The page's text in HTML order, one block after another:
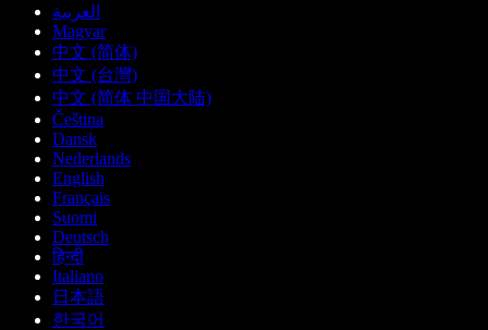
العربية
Magyar
中文 (简体)
中文 (台灣)
中文 (简体 中国大陆)
Čeština
Dansk
Nederlands
English
Français
Suomi
Deutsch
हिन्दी
Italiano
日本語
한국어